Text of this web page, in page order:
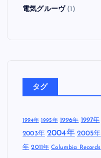
電気グルーヴ(1)
タグ
1994年 1995年 1996年 1997年
2003年 2004年 2005年
年 2011年 Columbia Records